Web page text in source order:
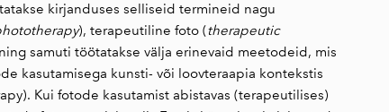
kirjanduses selliseid termineid nagu
), terapeutiline foto (therapeutic
samuti töötatakse välja erinevaid meetodeid, mis
kasutamisega kunsti- või loovteraapia kontekstis
Kui fotode kasutamist abistavas (terapeutilises)